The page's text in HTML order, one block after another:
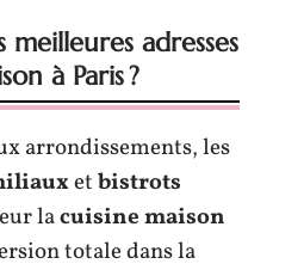
adresses
à Paris ?
arrondissements, les
etbistrots
lacuisine maison
totale dans la